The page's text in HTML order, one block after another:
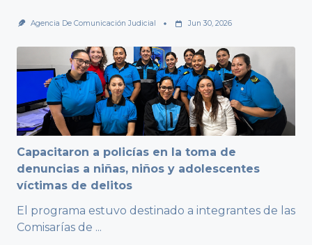
Agencia De Comunicación Judicial Jun 30, 2026
Capacitaron a policías en la toma de
denuncias a niñas, niños y adolescentes
víctimas de delitos
El programa estuvo destinado a integrantes de las
Comisarías de ...